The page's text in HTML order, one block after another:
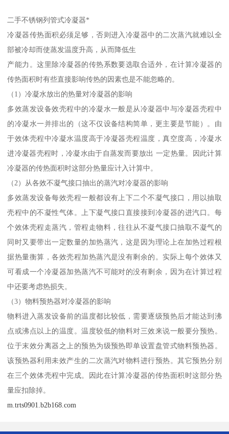
二手不锈钢列管式冷凝器*
冷凝器传热面积必须足够，否则进入冷凝器中的二次蒸汽就难以全
部被冷却而使蒸发温度升高，从而降低生
产能力。这里除冷凝器的传热系数要选取合适外，在计算冷凝器的
传热面积时有些直接影响传热的因素也是不能忽略的。
（1）冷凝水放出的热量对冷凝器的影响
多效蒸发设备效壳程中的冷凝水一般是从冷凝器中与冷凝器壳程中
的冷凝水一并排出的（这不仅设备结构简单，更主要是节能）。由
于效体壳程中冷凝水温度高于冷凝器壳程温度，真空度高，冷凝水
进冷凝器壳程时，冷凝水由于自蒸发而要放出 一定热量。因此计算
冷凝器的传热面积时这部分热量应计入计算中。
（2）从各效不凝气接口抽出的蒸汽对冷凝器的影响
多效蒸发设备每效壳程一般都设有上下二个不凝气接口，用以抽取
壳程中的不凝性气体。上下凝气接口直接接到冷凝器的进汽口。每
个效体壳程走蒸汽，管程走物料，往往从不凝气接口抽取不凝气的
同时又要带出一定数量的加热蒸汽，这是因为理论上在加热过程根
据热量衡算，各效壳程加热蒸汽是没有剩余的。实际上每个效体又
可看成一个冷凝器加热蒸汽不可能对的没有剩余，因为在计算过程
中还要考虑热损失。
（3）物料预热器对冷凝器的影响
物料进入蒸发设备前的温度都比较低，需要逐级预热后才能达到沸
点或沸点以上的温度。温度较低的物料对三效来说一般要分预热。
位于末效分离器之上的预热为级预热即单设置盘管式物料预热器。
该预热器利用未效产生的二次蒸汽对物料进行预热。其它预热分别
在三个效体壳程中完成。因此在计算冷凝器的传热面积时这部分热
量应扣除掉。
m.trts0901.b2b168.com